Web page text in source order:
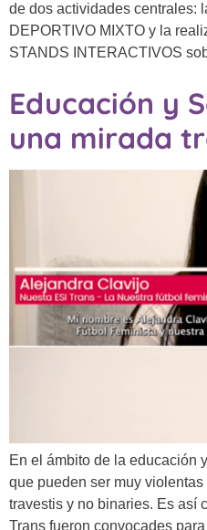
de dos actividades centrales:
DEPORTIVO MIXTO y la
STANDS INTERACTIVOS
Educación y
una mirada
En el ámbito de la educación
que pueden ser muy
travestis y no binaries. Es así
Trans fueron convocades